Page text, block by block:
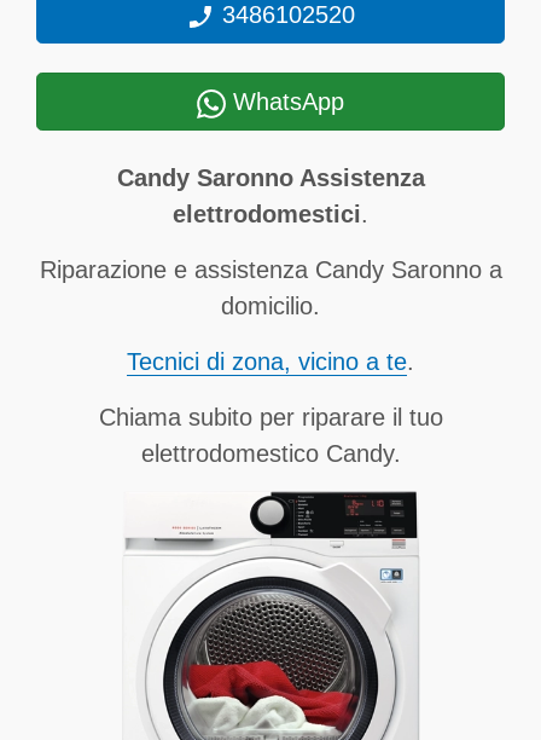
3486102520
WhatsApp
Candy Saronno Assistenza
elettrodomestici.
Riparazione e assistenza Candy Saronno a
domicilio.
Tecnici di zona, vicino a te.
Chiama subito per riparare il tuo
elettrodomestico Candy.